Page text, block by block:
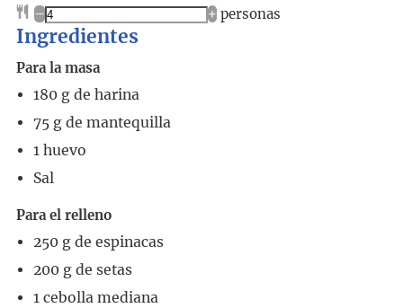
– + personas
Ingredientes
Para la masa
180 g de harina
75 g de mantequilla
1 huevo
Sal
Para el relleno
250 g de espinacas
200 g de setas
1 cebolla mediana